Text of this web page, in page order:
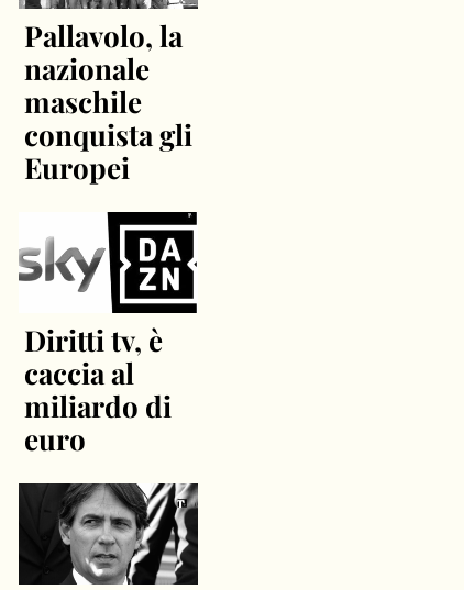
Pallavolo, la
nazionale
maschile
conquista gli
Europei
Diritti tv, è
caccia al
miliardo di
euro